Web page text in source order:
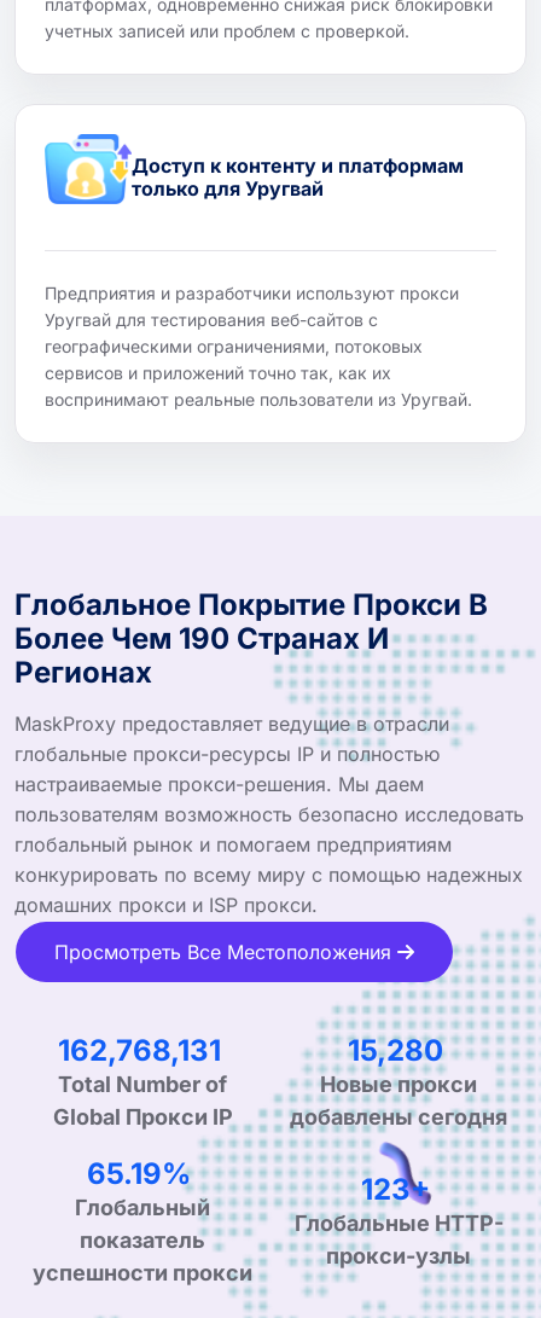
учетных записей или проблем с проверкой.
Доступ к контенту и платформам
только для Уругвай
Предприятия и разработчики используют прокси
Уругвай для тестирования веб-сайтов с
географическими ограничениями, потоковых
сервисов и приложений точно так, как их
воспринимают реальные пользователи из Уругвай.
Глобальное Покрытие Прокси В
Более Чем 190 Странах И
Регионах
MaskProxy предоставляет ведущие в отрасли
глобальные прокси-ресурсы IP и полностью
настраиваемые прокси-решения. Мы даем
пользователям возможность безопасно исследовать
глобальный рынок и помогаем предприятиям
конкурировать по всему миру с помощью надежных
домашних прокси и ISP прокси.
Просмотреть Все Местоположения
249,425,770
Total Number of
Global Прокси IP
23,416
Новые прокси
добавлены сегодня
99.90%
Глобальный
показатель
успешности прокси
190+
Глобальные HTTP-
прокси-узлы